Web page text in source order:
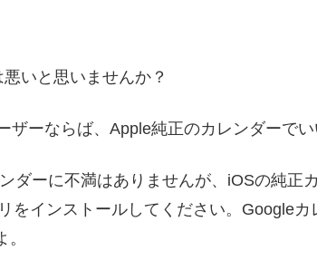
いと思いませんか？
ザーならば、Apple純正のカレンダーで
ダーに不満はありませんが、iOSの純正
をインストールしてください。Google